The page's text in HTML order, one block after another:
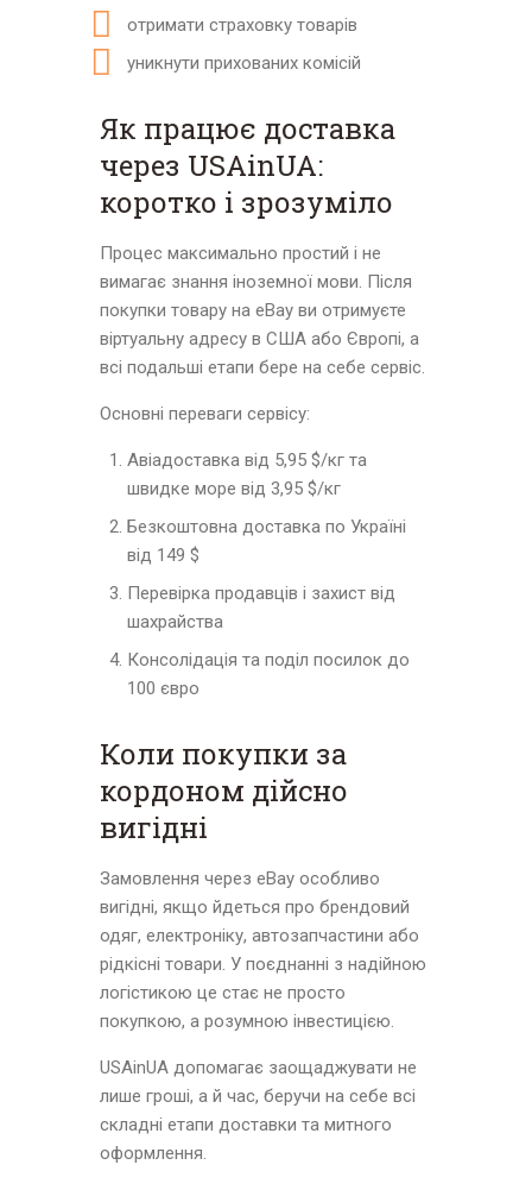
отримати страховку товарів
уникнути прихованих комісій
Як працює доставка
через USAinUA:
коротко і зрозуміло
Процес максимально простий і не
вимагає знання іноземної мови. Після
покупки товару на eBay ви отримуєте
віртуальну адресу в США або Європі, а
всі подальші етапи бере на себе сервіс.
Основні переваги сервісу:
Авіадоставка від 5,95 $/кг та
швидке море від 3,95 $/кг
Безкоштовна доставка по Україні
від 149 $
Перевірка продавців і захист від
шахрайства
Консолідація та поділ посилок до
100 євро
Коли покупки за
кордоном дійсно
вигідні
Замовлення через eBay особливо
вигідні, якщо йдеться про брендовий
одяг, електроніку, автозапчастини або
рідкісні товари. У поєднанні з надійною
логістикою це стає не просто
покупкою, а розумною інвестицією.
USAinUA допомагає заощаджувати не
лише гроші, а й час, беручи на себе всі
складні етапи доставки та митного
оформлення.